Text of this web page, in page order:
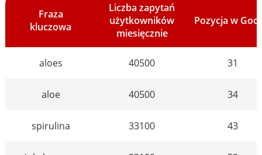
Fraza
kluczowa
Liczba zapytań
użytkowników
miesięcznie
Pozycja w
aloes 40500 31
aloe 40500 34
spirulina 33100 43